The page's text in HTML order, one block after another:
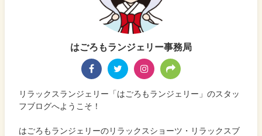
はごろもランジェリー事務局
リラックスランジェリー「はごろもランジェリー」のスタッ
フブログへようこそ！
はごろもランジェリーのリラックスショーツ・リラックスブ